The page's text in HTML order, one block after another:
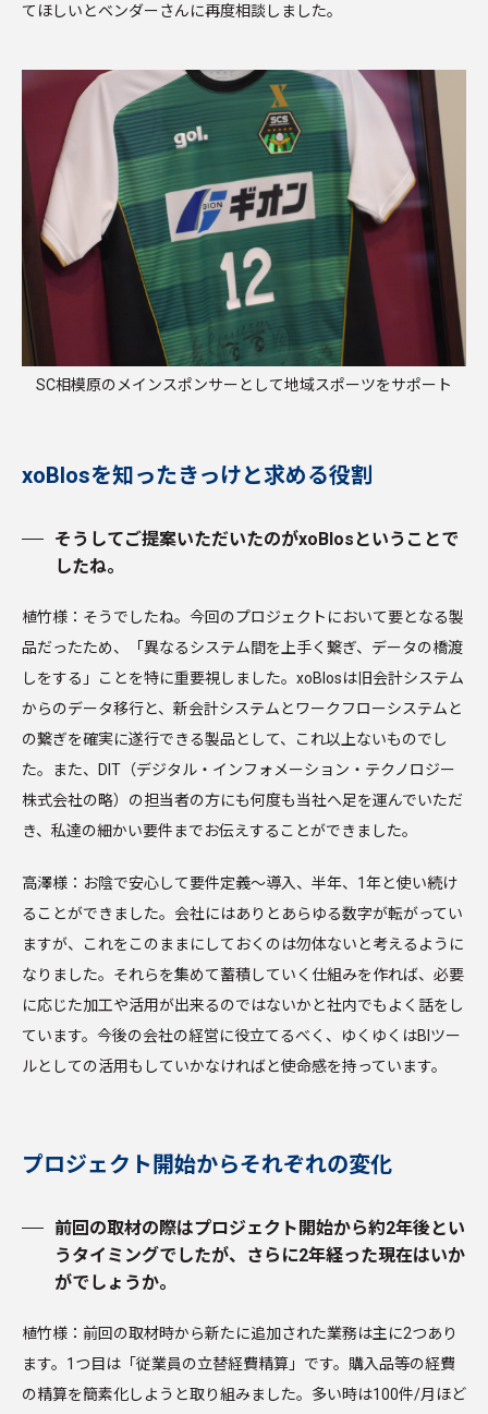
てほしいとベンダーさんに再度相談しました。
SC相模原のメインスポンサーとして地域スポーツをサポート
xoBlosを知ったきっけと求める役割
そうしてご提案いただいたのがxoBlosということで
したね。
植竹様：そうでしたね。今回のプロジェクトにおいて要となる製
品だったため、「異なるシステム間を上手く繋ぎ、データの橋渡
しをする」ことを特に重要視しました。xoBlosは旧会計システム
からのデータ移行と、新会計システムとワークフローシステムと
の繋ぎを確実に遂行できる製品として、これ以上ないものでし
た。また、DIT（デジタル・インフォメーション・テクノロジー
株式会社の略）の担当者の方にも何度も当社へ足を運んでいただ
き、私達の細かい要件までお伝えすることができました。
高澤様：お陰で安心して要件定義～導入、半年、1年と使い続け
ることができました。会社にはありとあらゆる数字が転がってい
ますが、これをこのままにしておくのは勿体ないと考えるように
なりました。それらを集めて蓄積していく仕組みを作れば、必要
に応じた加工や活用が出来るのではないかと社内でもよく話をし
ています。今後の会社の経営に役立てるべく、ゆくゆくはBIツー
ルとしての活用もしていかなければと使命感を持っています。
プロジェクト開始からそれぞれの変化
前回の取材の際はプロジェクト開始から約2年後とい
うタイミングでしたが、さらに2年経った現在はいか
がでしょうか。
植竹様：前回の取材時から新たに追加された業務は主に2つあり
ます。1つ目は「従業員の立替経費精算」です。購入品等の経費
の精算を簡素化しようと取り組みました。多い時は100件/月ほど